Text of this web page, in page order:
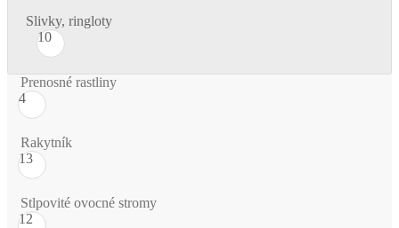
Slivky, ringloty
10
Prenosné rastliny
4
Rakytník
13
Stlpovité ovocné stromy
12